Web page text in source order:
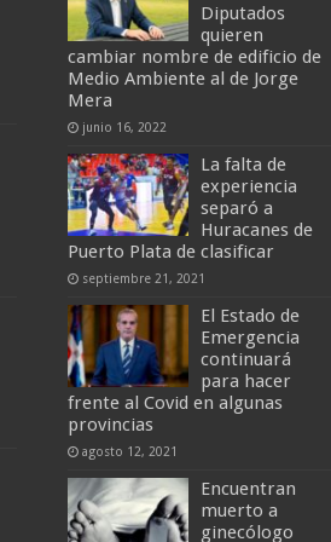
Diputados
quieren
cambiar nombre de edificio de
Medio Ambiente al de Jorge
Mera
junio 16, 2022
La falta de
experiencia
separó a
Huracanes de
Puerto Plata de clasificar
septiembre 21, 2021
El Estado de
Emergencia
continuará
para hacer
frente al Covid en algunas
provincias
agosto 12, 2021
Encuentran
muerto a
ginecólogo